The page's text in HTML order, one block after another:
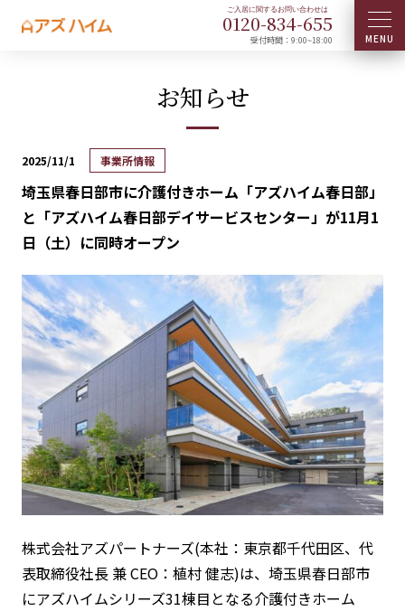
0120-834-655
受付時間：9:00~18:00
お知らせ
2025/11/1 事業所情報
埼玉県春日部市に介護付きホーム「アズハイム春日部」
と「アズハイム春日部デイサービスセンター」が11月1
日（土）に同時オープン
株式会社アズパートナーズ(本社：東京都千代田区、代
表取締役社長 兼 CEO：植村 健志)は、埼玉県春日部市
にアズハイムシリーズ31棟目となる介護付きホーム